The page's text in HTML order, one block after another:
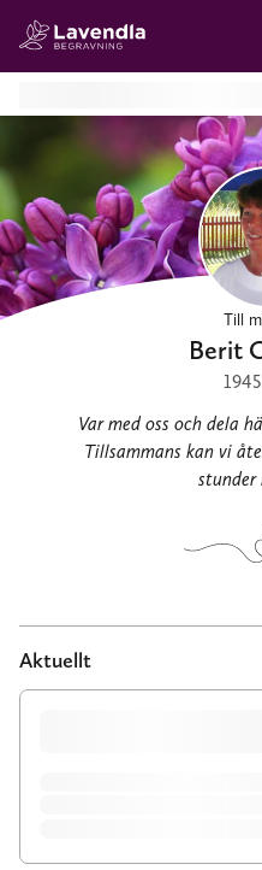
Till
Berit
Var med oss och dela
Tillsammans kan vi
stunder
Aktuellt